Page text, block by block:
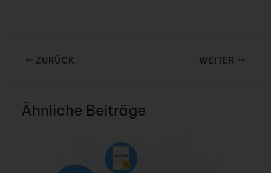
ZURÜCK WEITER
Ähnliche Beiträge